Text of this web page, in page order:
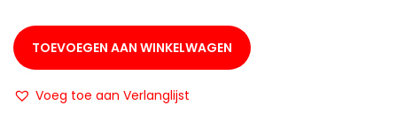
TOEVOEGEN AAN WINKELWAGEN
Voeg toe aan Verlanglijst